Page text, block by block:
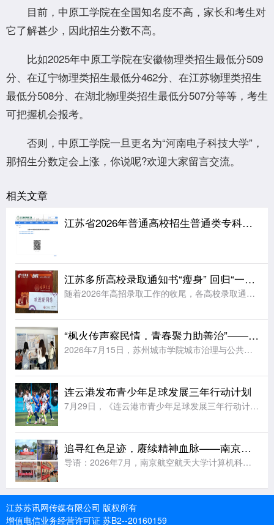
目前，中原工学院在全国知名度不高，家长和考生对
它了解甚少，因此招生分数不高。
比如2025年中原工学院在安徽物理类招生最低分509
分、在辽宁物理类招生最低分462分、在江苏物理类招生
最低分508分、在湖北物理类招生最低分507分等等，考生
可把握机会报考。
否则，中原工学院一旦更名为“河南电子科技大学”，
那招生分数定会上涨，你说呢?欢迎大家留言交流。
相关文章
江苏省2026年普通高校招生普通类专科批次征求志愿投档线
江苏多所高校录取通知书“瘦身” 回归“一页纸”
随着2026年高招录取工作的收尾，各高校录取通知书开始陆续寄送到考生手中。据《扬子晚报》报道，江苏多所高校今年大幅简化了录取通知书的设计，普遍采用“一页纸”的简约形式，同时在有限的纸面上融入各校特色元
“枫火传声察民情，青春聚力助善治”——苏州城市学院实践团赴福运社区开展走访调研
2026年7月15日，苏州城市学院城市治理与公共事务学院“枫火传声，善治民和”暑期社会实践团前往苏州市姑苏区福运社区党群服务中心走访调研。学院法学专业教师王昊为、辅导员周玲燕随行指导，与实践团成员一同
连云港发布青少年足球发展三年行动计划
7月29日，《连云港市青少年足球发展三年行动计划(2026—2028年)》发布会在连云港市体育中心举行。据《新华日报》报道，未来三年连云港将完善县区“631”(6所小学、3所初中、1所高中)青训布局，
追寻红色足迹，赓续精神血脉——南京航空航天大学实践团赴五省多地开展暑期红色研学
导语：2026年7月，南京航空航天大学计算机科学与技术学院“行走学党史，守护中国红”实践团队利用暑期时间，分赴四川、陕西、湖南、江西、贵州等地革命旧址与红色场馆，开展以实地研学、问卷调研和群众访谈为主
江苏苏讯网传媒有限公司 版权所有
增值电信业务经营许可证 苏B2--20160159